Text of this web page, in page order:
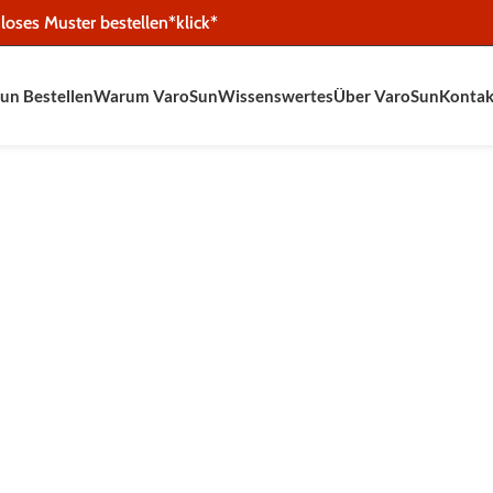
Muster bestellen*klick*
BestellenWarum VaroSunWissenswertesÜber VaroSun